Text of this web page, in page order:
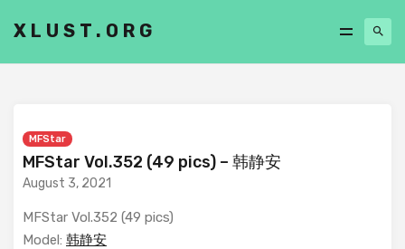
XLUST.ORG
MFStar
MFStar Vol.352 (49 pics) – 韩静安
August 3, 2021
MFStar Vol.352 (49 pics)
Model: 韩静安